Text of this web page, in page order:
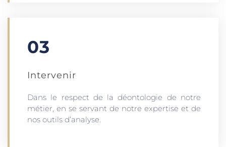
03
Intervenir
Dans le respect de la déontologie de notre
métier, en se servant de notre expertise et de
nos outils d’analyse.